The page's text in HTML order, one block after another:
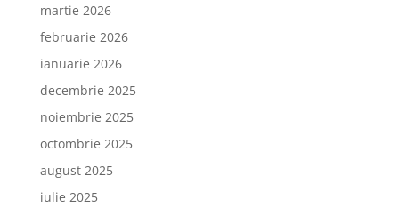
martie 2026
februarie 2026
ianuarie 2026
decembrie 2025
noiembrie 2025
octombrie 2025
august 2025
iulie 2025